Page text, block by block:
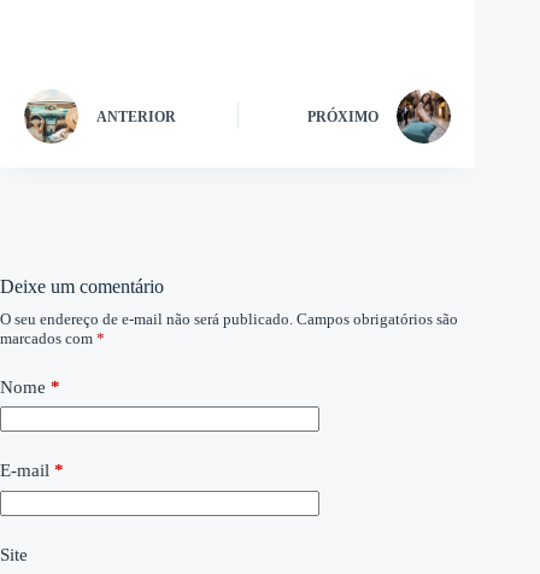
ANTERIOR PRÓXIMO
Deixe um comentário
O seu endereço de e-mail não será publicado. Campos obrigatórios são
marcados com *
Nome *
E-mail *
Site